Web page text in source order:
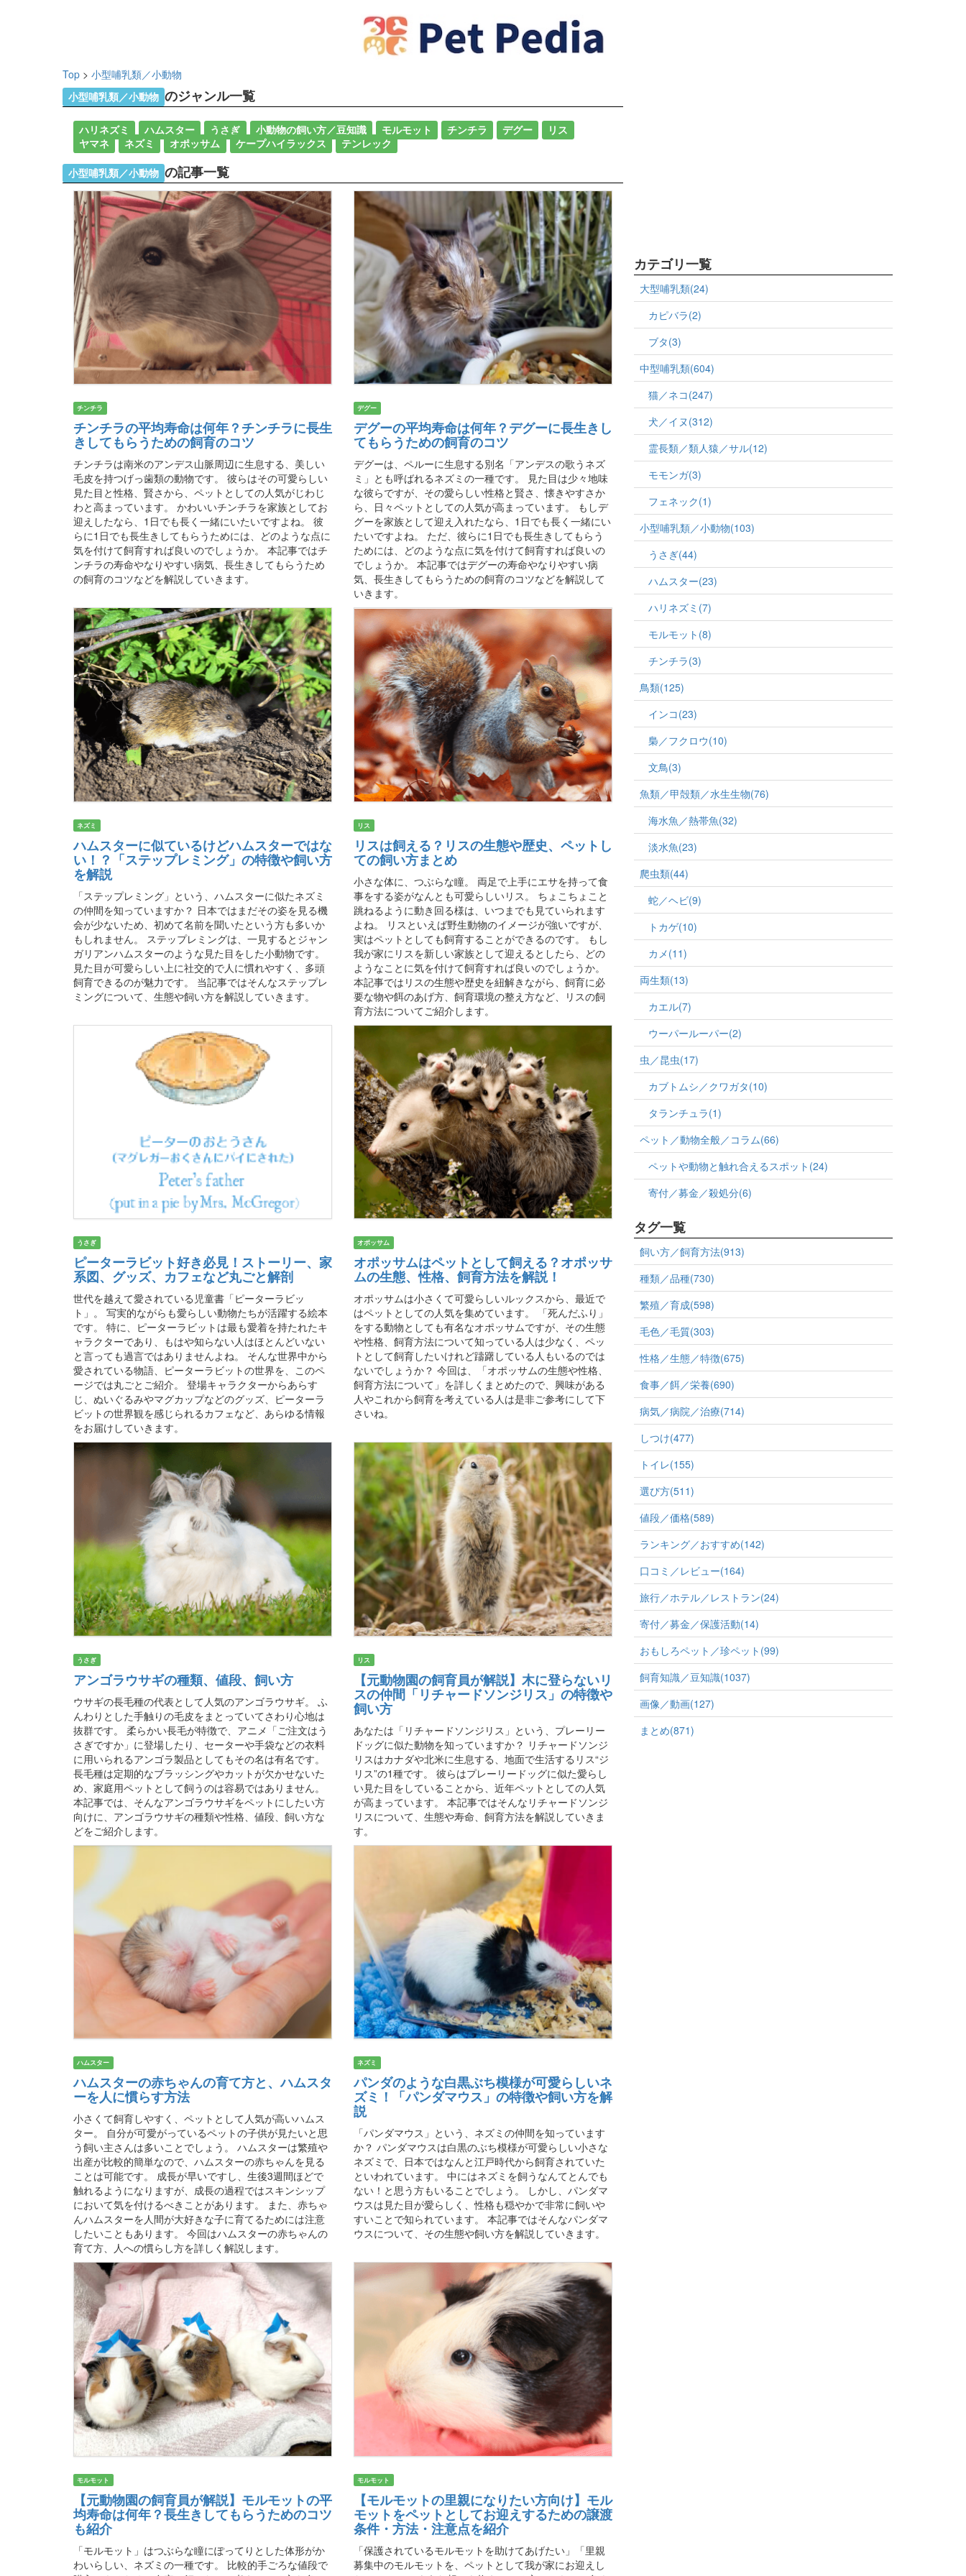
Top > 小型哺乳類／小動物
小型哺乳類／小動物 のジャンル一覧
ハリネズミ ハムスター うさぎ 小動物の飼い方／豆知識 モルモット チンチラ デグー
リス
ヤマネ
ネズミ オポッサム ケープハイラックス テンレック
小型哺乳類／小動物 の記事一覧
チンチラ
チンチラの平均寿命は何年？チンチラに長生
きしてもらうための飼育のコツ
チンチラは南米のアンデス山脈周辺に生息する、美しい
毛皮を持つげっ歯類の動物です。 彼らはその可愛らしい
見た目と性格、賢さから、ペットとしての人気がじわじ
わと高まっています。 かわいいチンチラを家族としてお
迎えしたなら、1日でも長く一緒にいたいですよね。 彼
らに1日でも長生きしてもらうためには、どのような点に
気を付けて飼育すれば良いのでしょうか。 本記事ではチ
ンチラの寿命やなりやすい病気、長生きしてもらうため
の飼育のコツなどを解説していきます。
デグー
デグーの平均寿命は何年？デグーに長生きし
てもらうための飼育のコツ
デグーは、ペルーに生息する別名「アンデスの歌うネズ
ミ」とも呼ばれるネズミの一種です。 見た目は少々地味
な彼らですが、その愛らしい性格と賢さ、懐きやすさか
ら、日々ペットとしての人気が高まっています。 もしデ
グーを家族として迎え入れたなら、1日でも長く一緒にい
たいですよね。 ただ、彼らに1日でも長生きしてもらう
ためには、どのような点に気を付けて飼育すれば良いの
でしょうか。 本記事ではデグーの寿命やなりやすい病
気、長生きしてもらうための飼育のコツなどを解説して
いきます。
ネズミ
ハムスターに似ているけどハムスターではな
い！？「ステップレミング」の特徴や飼い方
を解説
「ステップレミング」という、ハムスターに似たネズミ
の仲間を知っていますか？ 日本ではまだその姿を見る機
会が少ないため、初めて名前を聞いたという方も多いか
もしれません。 ステップレミングは、一見するとジャン
ガリアンハムスターのような見た目をした小動物です。
見た目が可愛らしい上に社交的で人に慣れやすく、多頭
飼育できるのが魅力です。 当記事ではそんなステップレ
ミングについて、生態や飼い方を解説していきます。
リス
リスは飼える？リスの生態や歴史、ペットし
ての飼い方まとめ
小さな体に、つぶらな瞳。 両足で上手にエサを持って食
事をする姿がなんとも可愛らしいリス。 ちょこちょこと
跳ねるように動き回る様は、いつまでも見ていられます
よね。 リスといえば野生動物のイメージが強いですが、
実はペットとしても飼育することができるのです。 もし
我が家にリスを新しい家族として迎えるとしたら、どの
ようなことに気を付けて飼育すれば良いのでしょうか。
本記事ではリスの生態や歴史を紐解きながら、飼育に必
要な物や餌のあげ方、飼育環境の整え方など、リスの飼
育方法についてご紹介します。
うさぎ
ピーターラビット好き必見！ストーリー、家
系図、グッズ、カフェなど丸ごと解剖
世代を越えて愛されている児童書「ピーターラビッ
ト」。 写実的ながらも愛らしい動物たちが活躍する絵本
です。 特に、ピーターラビットは最も愛着を持たれたキ
ャラクターであり、もはや知らない人はほとんどいない
と言っても過言ではありませんよね。 そんな世界中から
愛されている物語、ピーターラビットの世界を、このペ
ージでは丸ごとご紹介。 登場キャラクターからあらす
じ、ぬいぐるみやマグカップなどのグッズ、ピーターラ
ビットの世界観を感じられるカフェなど、あらゆる情報
をお届けしていきます。
オポッサム
オポッサムはペットとして飼える？オポッサ
ムの生態、性格、飼育方法を解説！
オポッサムは小さくて可愛らしいルックスから、最近で
はペットとしての人気を集めています。 「死んだふり」
をする動物としても有名なオポッサムですが、その生態
や性格、飼育方法について知っている人は少なく、ペッ
トとして飼育したいけれど躊躇している人もいるのでは
ないでしょうか？ 今回は、「オポッサムの生態や性格、
飼育方法について」を詳しくまとめたので、興味がある
人やこれから飼育を考えている人は是非ご参考にして下
さいね。
うさぎ
アンゴラウサギの種類、値段、飼い方
ウサギの長毛種の代表として人気のアンゴラウサギ。 ふ
んわりとした手触りの毛皮をまとっていてさわり心地は
抜群です。 柔らかい長毛が特徴で、アニメ「ご注文はう
さぎですか」に登場したり、セーターや手袋などの衣料
に用いられるアンゴラ製品としてもその名は有名です。
長毛種は定期的なブラッシングやカットが欠かせないた
め、家庭用ペットとして飼うのは容易ではありません。
本記事では、そんなアンゴラウサギをペットにしたい方
向けに、アンゴラウサギの種類や性格、値段、飼い方な
どをご紹介します。
リス
【元動物園の飼育員が解説】木に登らないリ
スの仲間「リチャードソンジリス」の特徴や
飼い方
あなたは「リチャードソンジリス」という、プレーリー
ドッグに似た動物を知っていますか？ リチャードソンジ
リスはカナダや北米に生息する、地面で生活するリス“ジ
リス”の1種です。 彼らはプレーリードッグに似た愛らし
い見た目をしていることから、近年ペットとしての人気
が高まっています。 本記事ではそんなリチャードソンジ
リスについて、生態や寿命、飼育方法を解説していきま
す。
ハムスター
ハムスターの赤ちゃんの育て方と、ハムスタ
ーを人に慣らす方法
小さくて飼育しやすく、ペットとして人気が高いハムス
ター。 自分が可愛がっているペットの子供が見たいと思
う飼い主さんは多いことでしょう。 ハムスターは繁殖や
出産が比較的簡単なので、ハムスターの赤ちゃんを見る
ことは可能です。 成長が早いですし、生後3週間ほどで
触れるようになりますが、成長の過程ではスキンシップ
において気を付けるべきことがあります。 また、赤ちゃ
んハムスターを人間が大好きな子に育てるためには注意
したいこともあります。 今回はハムスターの赤ちゃんの
育て方、人への慣らし方を詳しく解説します。
ネズミ
パンダのような白黒ぶち模様が可愛らしいネ
ズミ！「パンダマウス」の特徴や飼い方を解
説
「パンダマウス」という、ネズミの仲間を知っています
か？ パンダマウスは白黒のぶち模様が可愛らしい小さな
ネズミで、日本ではなんと江戸時代から飼育されていた
といわれています。 中にはネズミを飼うなんてとんでも
ない！と思う方もいることでしょう。 しかし、パンダマ
ウスは見た目が愛らしく、性格も穏やかで非常に飼いや
すいことで知られています。 本記事ではそんなパンダマ
ウスについて、その生態や飼い方を解説していきます。
モルモット
【元動物園の飼育員が解説】モルモットの平
均寿命は何年？長生きしてもらうためのコツ
も紹介
「モルモット」はつぶらな瞳にぽってりとした体形がか
わいらしい、ネズミの一種です。 比較的手ごろな値段で
モルモット
【モルモットの里親になりたい方向け】モル
モットをペットとしてお迎えするための譲渡
条件・方法・注意点を紹介
「保護されているモルモットを助けてあげたい」「里親
募集中のモルモットを、ペットとして我が家にお迎えし
カテゴリ一覧
大型哺乳類(24)
カピバラ(2)
ブタ(3)
中型哺乳類(604)
猫／ネコ(247)
犬／イヌ(312)
霊長類／類人猿／サル(12)
モモンガ(3)
フェネック(1)
小型哺乳類／小動物(103)
うさぎ(44)
ハムスター(23)
ハリネズミ(7)
モルモット(8)
チンチラ(3)
鳥類(125)
インコ(23)
梟／フクロウ(10)
文鳥(3)
魚類／甲殻類／水生生物(76)
海水魚／熱帯魚(32)
淡水魚(23)
爬虫類(44)
蛇／ヘビ(9)
トカゲ(10)
カメ(11)
両生類(13)
カエル(7)
ウーパールーパー(2)
虫／昆虫(17)
カブトムシ／クワガタ(10)
タランチュラ(1)
ペット／動物全般／コラム(66)
ペットや動物と触れ合えるスポット(24)
寄付／募金／殺処分(6)
タグ一覧
飼い方／飼育方法(913)
種類／品種(730)
繁殖／育成(598)
毛色／毛質(303)
性格／生態／特徴(675)
食事／餌／栄養(690)
病気／病院／治療(714)
しつけ(477)
トイレ(155)
選び方(511)
値段／価格(589)
ランキング／おすすめ(142)
口コミ／レビュー(164)
旅行／ホテル／レストラン(24)
寄付／募金／保護活動(14)
おもしろペット／珍ペット(99)
飼育知識／豆知識(1037)
画像／動画(127)
まとめ(871)